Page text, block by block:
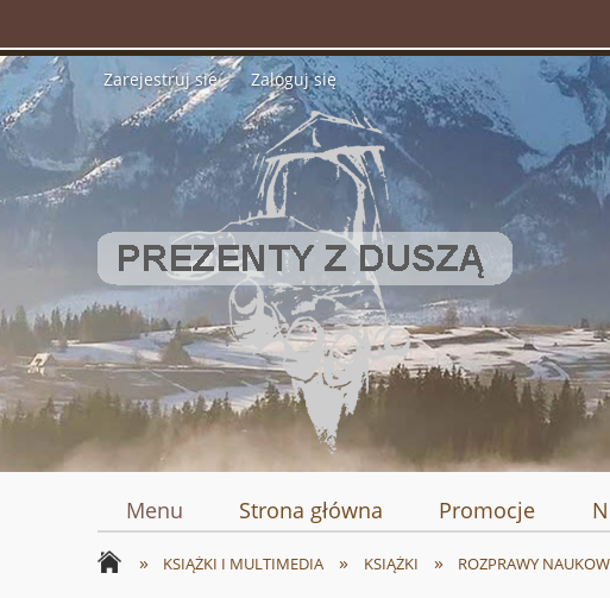
Zarejestruj się Zaloguj się
Menu Strona główna Promocje
» KSIĄŻKI I MULTIMEDIA » KSIĄŻKI » ROZPRAWY